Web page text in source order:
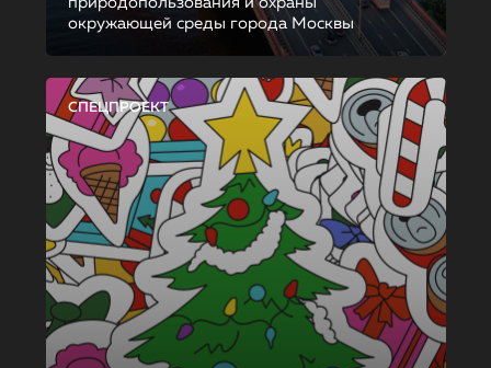
окружающей среды города Москвы
СПЕЦПРОЕКТ